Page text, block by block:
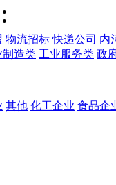
物流招标 快递公司 内
制造类 工业服务类 政
其他 化工企业 食品企